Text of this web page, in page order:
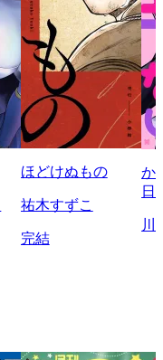
ほどけぬもの
祐木すずこ
完結
か
日
川